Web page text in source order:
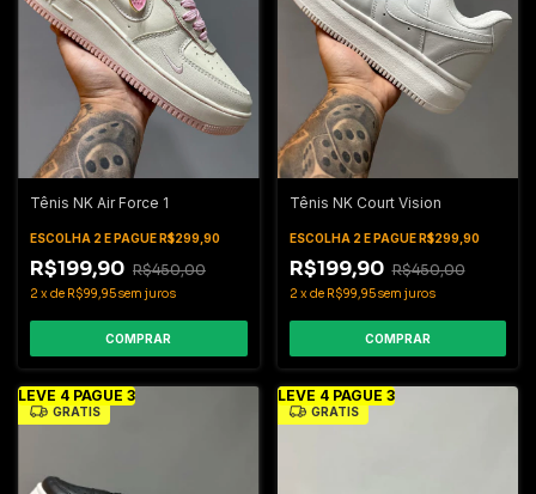
Tênis NK Air Force 1
ESCOLHA 2 E PAGUE R$299,90
R$199,90 R$450,00
2 xde R$99,95sem juros
COMPRAR
Tênis NK Court Vision
ESCOLHA 2 E PAGUE R$299,90
R$199,90 R$450,00
2 xde R$99,95sem juros
COMPRAR
LEVE 4 PAGUE 3
GRÁTIS
LEVE 4 PAGUE 3
GRÁTIS